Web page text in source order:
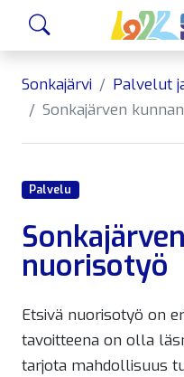
Siirry sivusisältöön
Sonkajärvi Palvelut
Sonkajärven
Palvelu
nuorisotyö
Etsivä nuorisotyö on
tavoitteena on olla
tarjota mahdollisuus